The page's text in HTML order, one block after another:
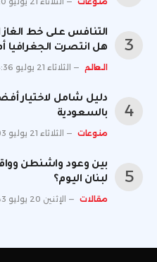
التنافس على خط الغاز
هل انتصرت الجغرافيا
العالم الثلاثاء 21 يوليو 4:36 م
دليل شامل لاختيار
بالسعودية
منوعات الثلاثاء 21 يوليو 2:03 م
بين وعود واشنطن
لبنان اليوم؟
مقالات الإثنين 20 يوليو 4:43 م